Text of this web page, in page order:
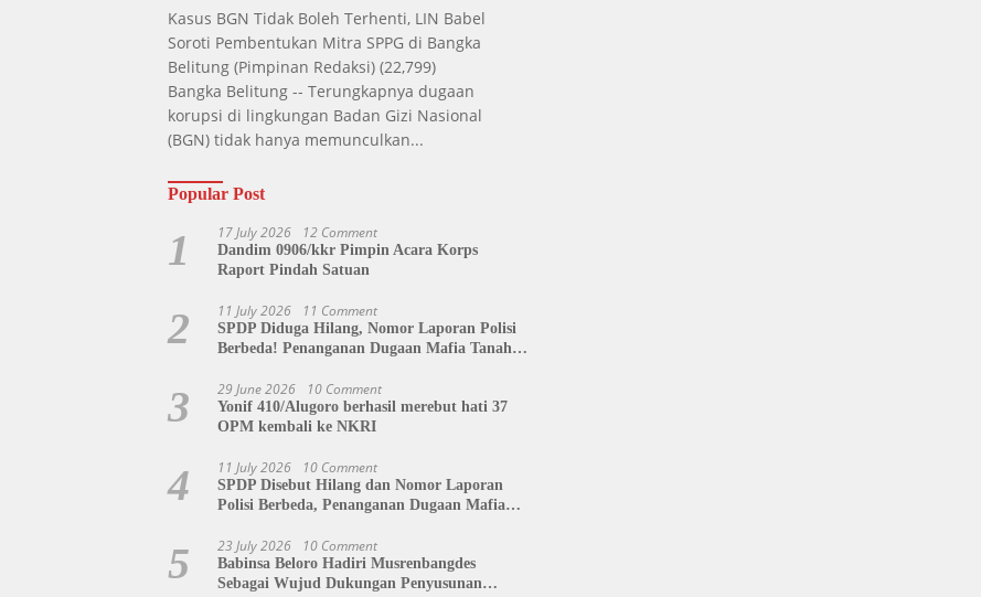
Kasus BGN Tidak Boleh Terhenti, LIN Babel
Soroti Pembentukan Mitra SPPG di Bangka
Belitung (Pimpinan Redaksi) (22,799)
Bangka Belitung -- Terungkapnya dugaan
korupsi di lingkungan Badan Gizi Nasional
(BGN) tidak hanya memunculkan...
Popular Post
1 17 July 2026 12 Comment
Dandim 0906/kkr Pimpin Acara Korps
Raport Pindah Satuan
2 11 July 2026 11 Comment
SPDP Diduga Hilang, Nomor Laporan Polisi
Berbeda! Penanganan Dugaan Mafia Tanah
Siap Kawal Hingga Tingkat Pusat
3 29 June 2026 10 Comment
Yonif 410/Alugoro berhasil merebut hati 37
OPM kembali ke NKRI
4 11 July 2026 10 Comment
SPDP Disebut Hilang dan Nomor Laporan
Polisi Berbeda, Penanganan Dugaan Mafia
5 23 July 2026 10 Comment
Babinsa Beloro Hadiri Musrenbangdes
Sebagai Wujud Dukungan Penyusunan